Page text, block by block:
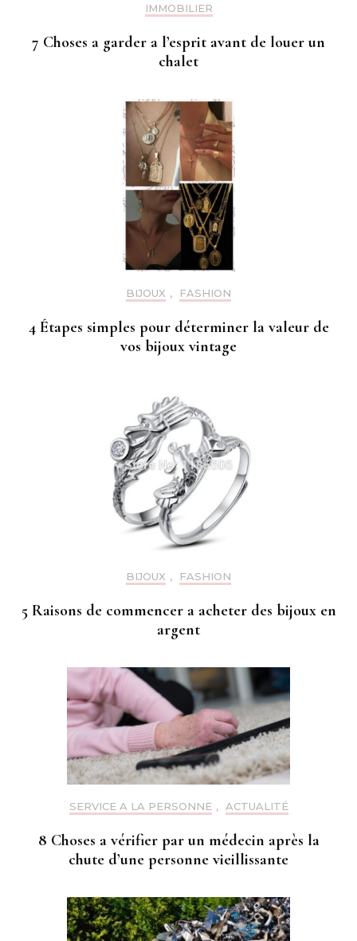
IMMOBILIER
7 Choses a garder a l’esprit avant de louer un
chalet
BIJOUX , FASHION
4 Étapes simples pour déterminer la valeur de
vos bijoux vintage
BIJOUX , FASHION
5 Raisons de commencer a acheter des bijoux en
argent
SERVICE A LA PERSONNE , ACTUALITÉ
8 Choses a vérifier par un médecin après la
chute d’une personne vieillissante